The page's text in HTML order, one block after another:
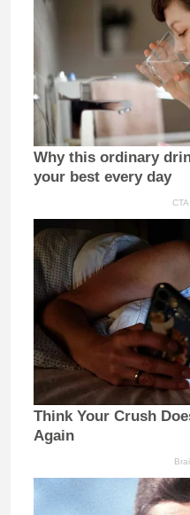
Why this ordinary
your best every day
Think Your Crush
Again